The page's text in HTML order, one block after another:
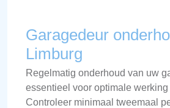
Garagedeur
Limburg
Regelmatig onderhoud van uw
essentieel voor optimale
Controleer minimaal tweemaal